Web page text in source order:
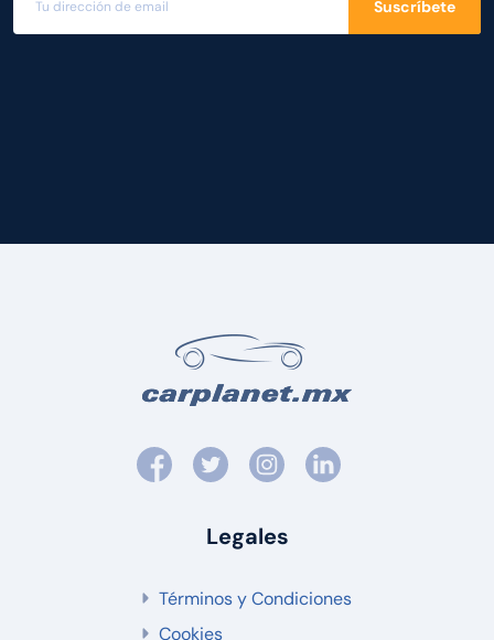
Suscríbete
Legales
Términos y Condiciones
Cookies